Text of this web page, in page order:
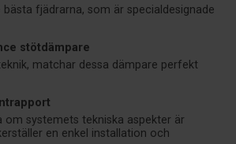
bästa fjädrarna, som är specialdesignade
stötdämpare
matchar dessa dämpare perfekt
om systemets tekniska aspekter är
en enkel installation och